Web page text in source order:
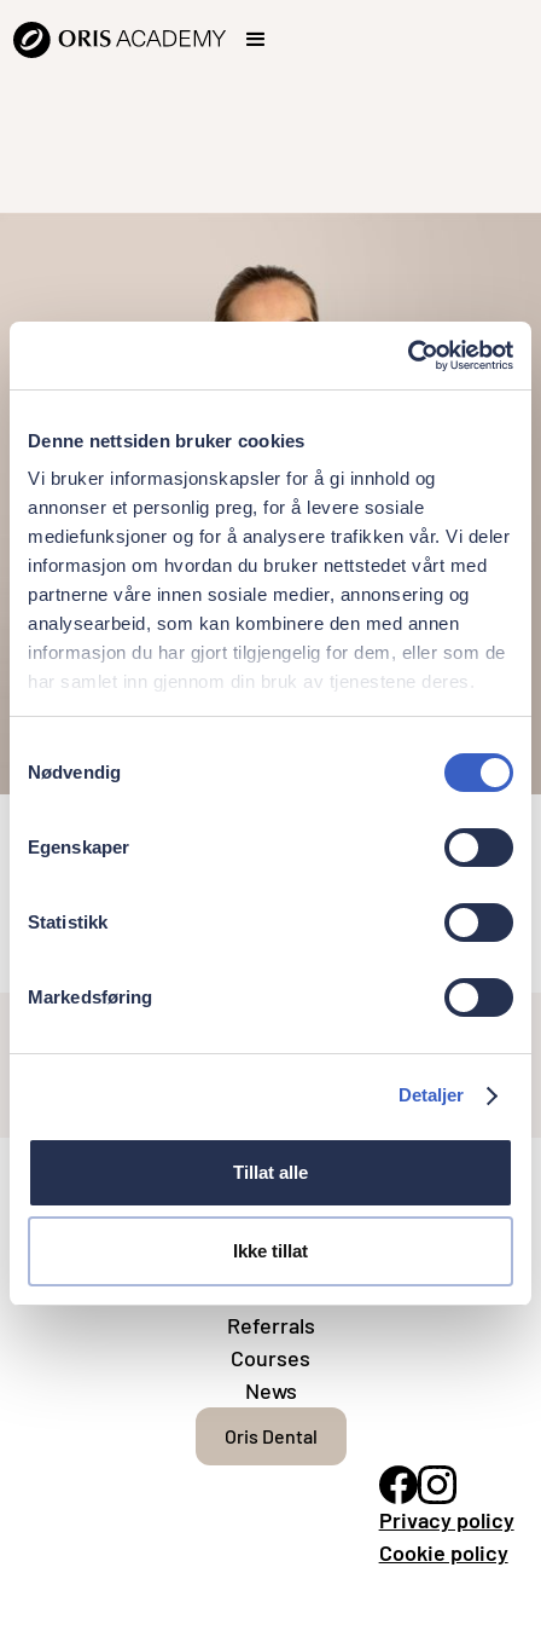
Denne nettsiden bruker cookies
Vi bruker informasjonskapsler for å gi innhold og
annonser et personlig preg, for å levere sosiale
mediefunksjoner og for å analysere trafikken vår. Vi deler
informasjon om hvordan du bruker nettstedet vårt med
partnerne våre innen sosiale medier, annonsering og
analysearbeid, som kan kombinere den med annen
informasjon du har gjort tilgjengelig for dem, eller som de
har samlet inn gjennom din bruk av tjenestene deres.
Nødvendig
Egenskaper
Statistikk
Markedsføring
Detaljer
Tillat alle
Ikke tillat
Henriette Finne Kielland
About Academy
Work at Oris Dental
Referrals
Courses
News
Oris Dental
Privacy policy
Cookie policy